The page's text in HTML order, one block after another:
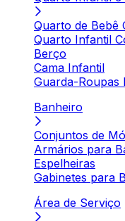
Quarto de Bebê
Quarto Infantil
Berço
Cama Infantil
Guarda-Roupas
Banheiro
Conjuntos de
Armários para
Espelheiras
Gabinetes para
Área de Serviço